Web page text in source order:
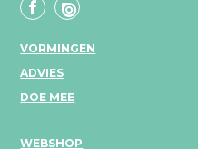
VORMINGEN
ADVIES
DOE MEE
WEBSHOP